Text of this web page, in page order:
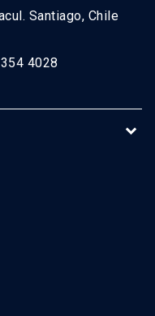
Santiago, Chile
4028